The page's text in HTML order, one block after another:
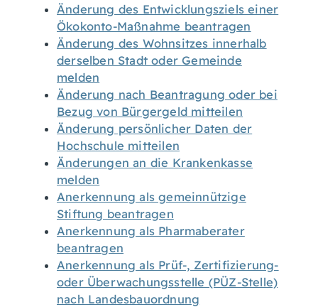
Änderung des Entwicklungsziels einer
Ökokonto-Maßnahme beantragen
Änderung des Wohnsitzes innerhalb
derselben Stadt oder Gemeinde
melden
Änderung nach Beantragung oder bei
Bezug von Bürgergeld mitteilen
Änderung persönlicher Daten der
Hochschule mitteilen
Änderungen an die Krankenkasse
melden
Anerkennung als gemeinnützige
Stiftung beantragen
Anerkennung als Pharmaberater
beantragen
Anerkennung als Prüf-, Zertifizierung-
oder Überwachungsstelle (PÜZ-Stelle)
nach Landesbauordnung